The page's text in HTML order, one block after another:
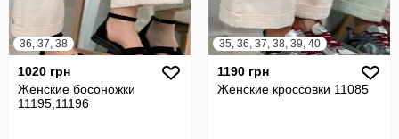
36, 37, 38
1020 грн
Женские босоножки
11195,11196
35, 36, 37, 38, 39, 40
1190 грн
Женские кроссовки 11085